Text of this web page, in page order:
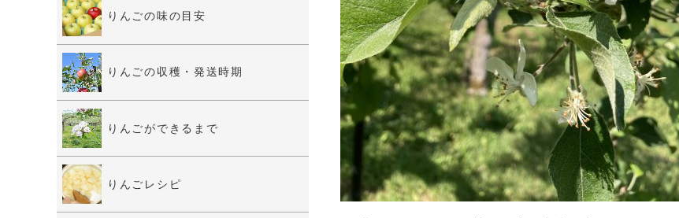
りんごの味の目安
りんごの収穫・発送時期
りんごができるまで
りんごレシピ